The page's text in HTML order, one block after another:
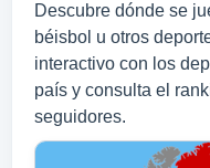
Descubre dónde se
béisbol u otros
interactivo con los
país y consulta el
seguidores.